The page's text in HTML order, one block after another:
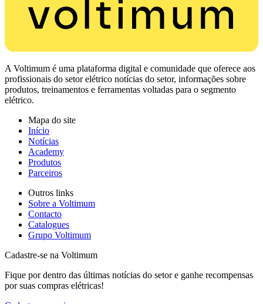
A Voltimum é uma plataforma digital e comunidade que oferece aos
profissionais do setor elétrico notícias do setor, informações sobre
produtos, treinamentos e ferramentas voltadas para o segmento
elétrico.
Mapa do site
Início
Notícias
Academy
Produtos
Parceiros
Outros links
Sobre a Voltimum
Contacto
Catalogues
Grupo Voltimum
Cadastre-se na Voltimum
Fique por dentro das últimas notícias do setor e ganhe recompensas
por suas compras elétricas!